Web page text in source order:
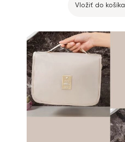
Vložiť do košíka